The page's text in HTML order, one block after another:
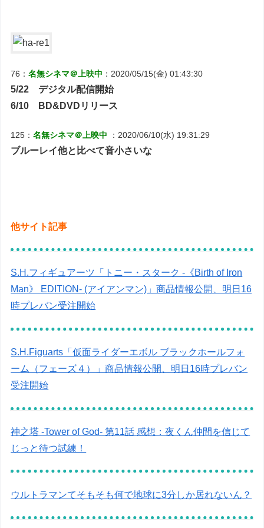
76：名無シネマ＠上映中 ：2020/05/15(金) 01:43:30
5/22 デジタル配信開始
6/10 BD&DVDリリース
125：名無シネマ＠上映中 ：2020/06/10(水) 19:31:29
ブルーレイ他と比べて音小さいな
他サイト記事
S.H.フィギュアーツ「トニー・スターク -《Birth of Iron
Man》 EDITION- (アイアンマン)」商品情報公開、明日16
時プレバン受注開始
S.H.Figuarts「仮面ライダーエボル ブラックホールフォ
ーム（フェーズ４）」商品情報公開、明日16時プレバン
受注開始
神之塔 -Tower of God- 第11話 感想：夜くん仲間を信じて
じっと待つ試練！
ウルトラマンてそもそも何で地球に3分しか居れないん？